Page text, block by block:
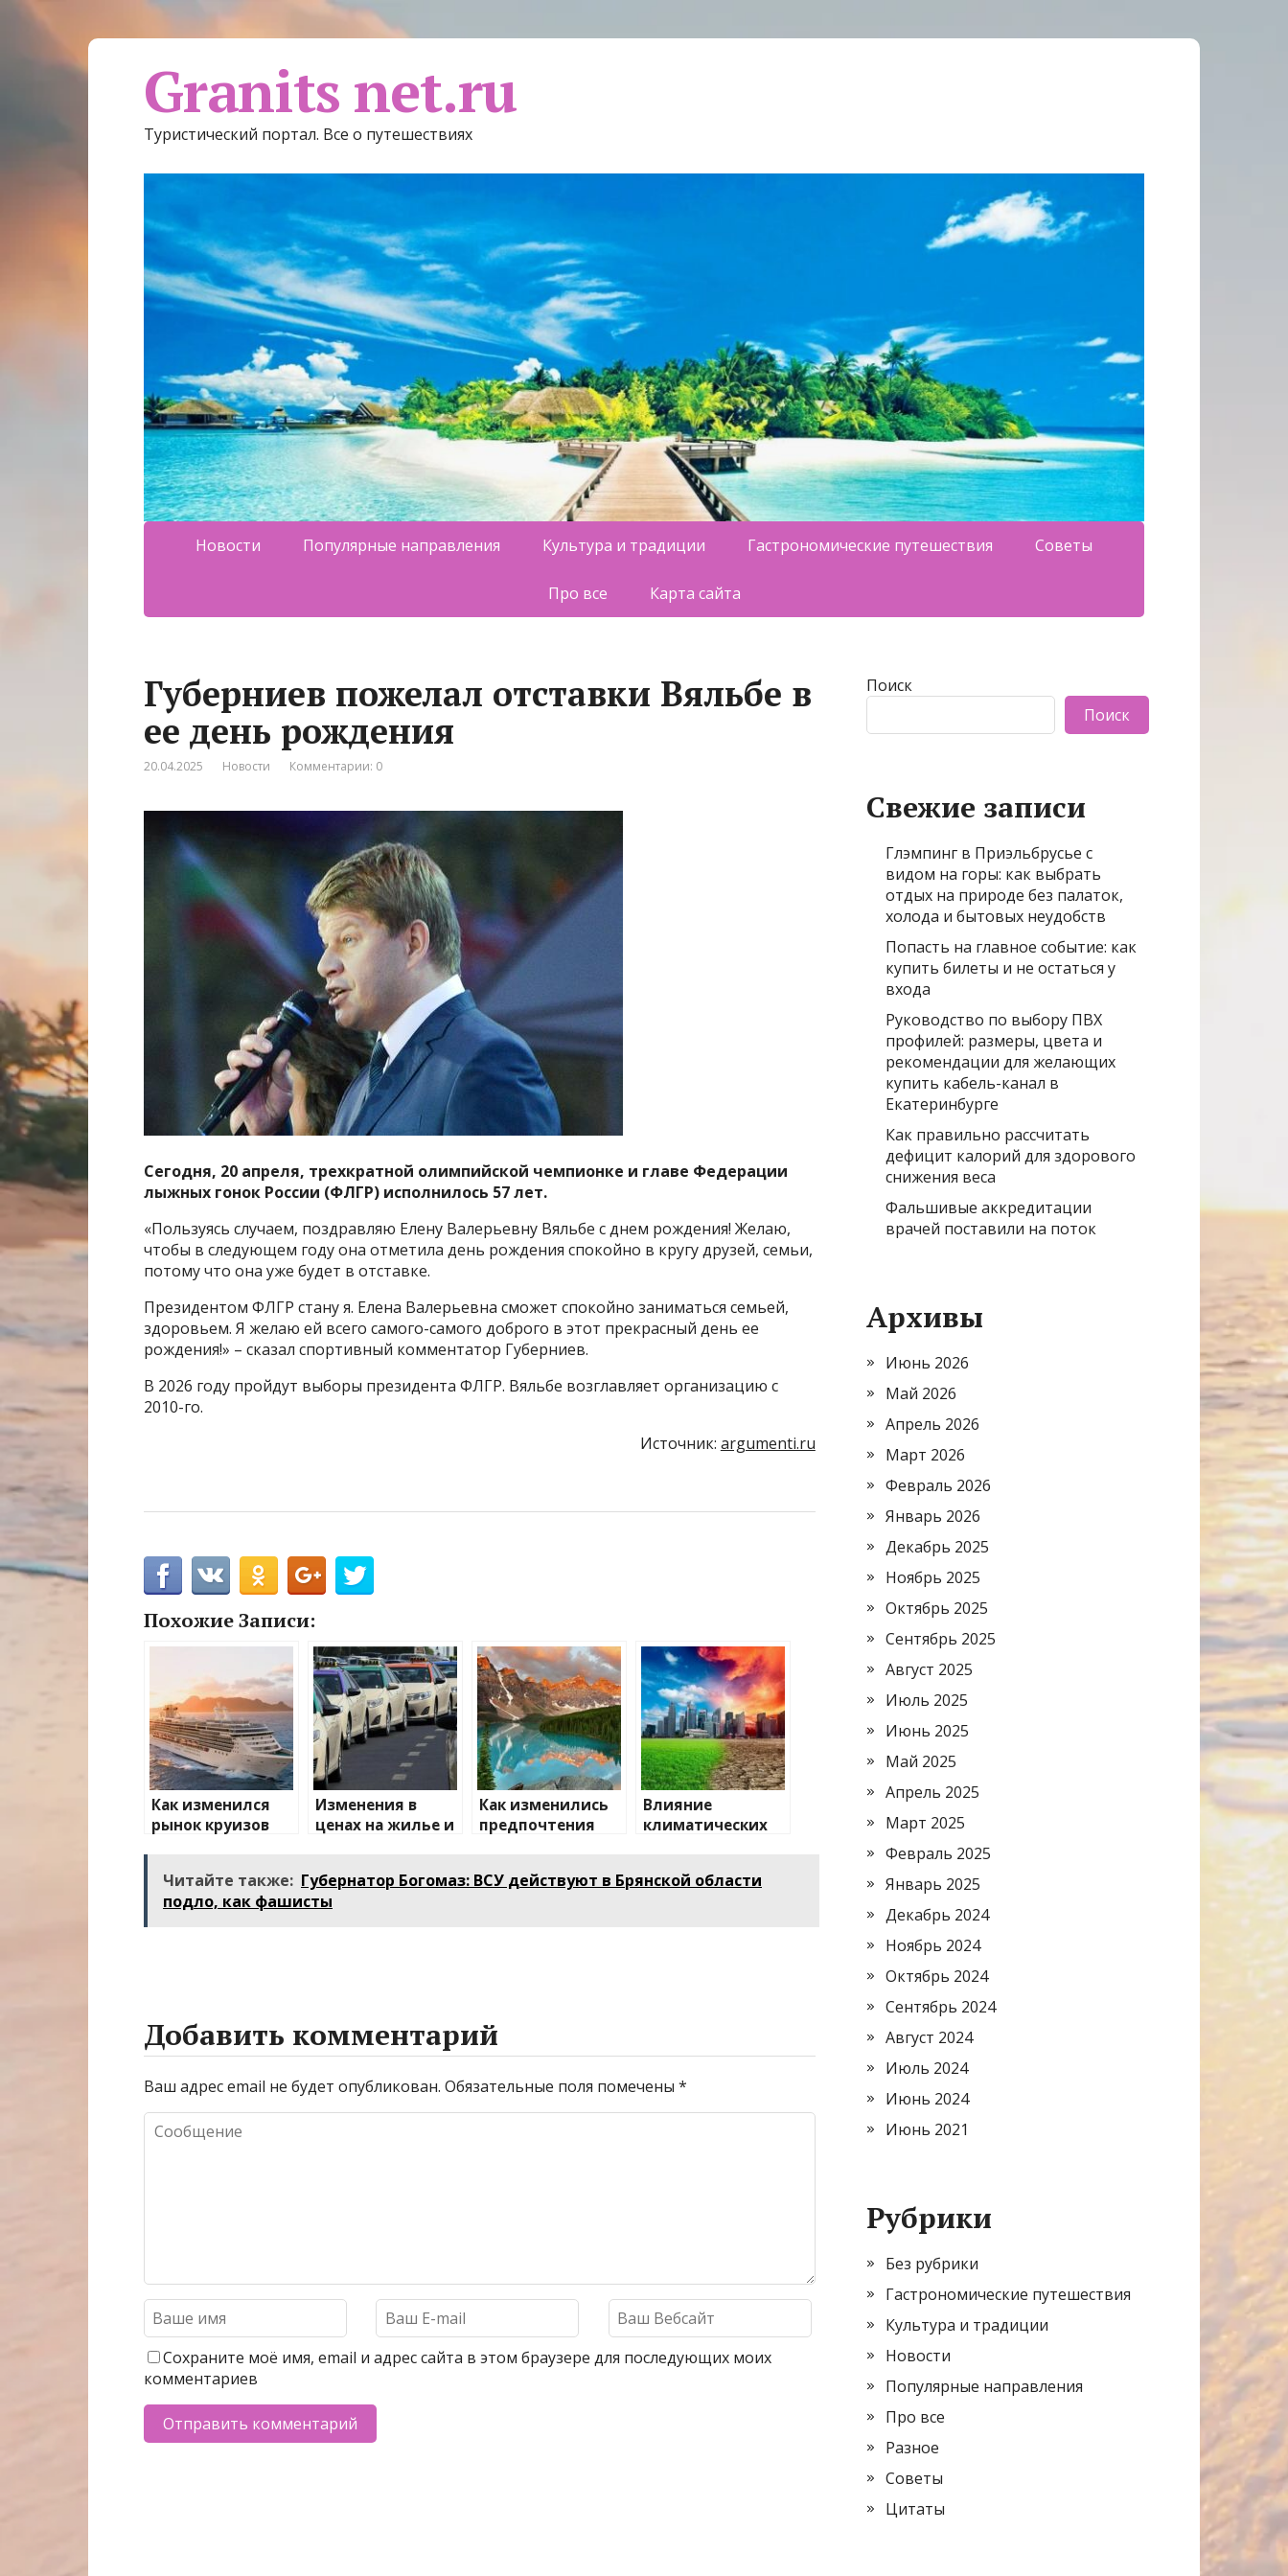
Granits net.ru
Туристический портал. Все о путешествиях
Новости Популярные направления Культура и традиции Гастрономические путешествия Советы
Про все Карта сайта
Губерниев пожелал отставки Вяльбе в
ее день рождения
20.04.2025 Новости Комментарии: 0
Сегодня, 20 апреля, трехкратной олимпийской чемпионке и главе Федерации
лыжных гонок России (ФЛГР) исполнилось 57 лет.
«Пользуясь случаем, поздравляю Елену Валерьевну Вяльбе с днем рождения! Желаю,
чтобы в следующем году она отметила день рождения спокойно в кругу друзей, семьи,
потому что она уже будет в отставке.
Президентом ФЛГР стану я. Елена Валерьевна сможет спокойно заниматься семьей,
здоровьем. Я желаю ей всего самого-самого доброго в этот прекрасный день ее
рождения!» – сказал спортивный комментатор Губерниев.
В 2026 году пройдут выборы президента ФЛГР. Вяльбе возглавляет организацию с
2010-го.
Источник: argumenti.ru
Похожие Записи:
Как изменился
рынок круизов
Изменения в
ценах на жилье и
Как изменились
предпочтения
Влияние
климатических
направления
Читайте также: Губернатор Богомаз: ВСУ действуют в Брянской области
подло, как фашисты
Добавить комментарий
Ваш адрес email не будет опубликован. Обязательные поля помечены *
Сохраните моё имя, email и адрес сайта в этом браузере для последующих моих
комментариев
Поиск
Поиск
Свежие записи
Глэмпинг в Приэльбрусье с
видом на горы: как выбрать
отдых на природе без палаток,
холода и бытовых неудобств
Попасть на главное событие: как
купить билеты и не остаться у
входа
Руководство по выбору ПВХ
профилей: размеры, цвета и
рекомендации для желающих
купить кабель-канал в
Екатеринбурге
Как правильно рассчитать
дефицит калорий для здорового
снижения веса
Фальшивые аккредитации
врачей поставили на поток
Архивы
Июнь 2026
Май 2026
Апрель 2026
Март 2026
Февраль 2026
Январь 2026
Декабрь 2025
Ноябрь 2025
Октябрь 2025
Сентябрь 2025
Август 2025
Июль 2025
Июнь 2025
Май 2025
Апрель 2025
Март 2025
Февраль 2025
Январь 2025
Декабрь 2024
Ноябрь 2024
Октябрь 2024
Сентябрь 2024
Август 2024
Июль 2024
Июнь 2024
Июнь 2021
Рубрики
Без рубрики
Гастрономические путешествия
Культура и традиции
Новости
Популярные направления
Про все
Разное
Советы
Цитаты